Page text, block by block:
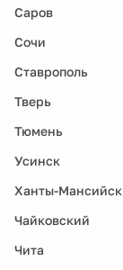
Саров
Сочи
Ставрополь
Тверь
Тюмень
Усинск
Ханты-Мансийск
Чайковский
Чита